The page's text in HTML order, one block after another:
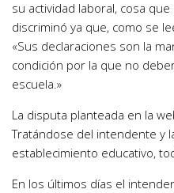
su actividad laboral, cosa
discriminó ya que, como se
«Sus declaraciones son la
condición por la que no
escuela.»
La disputa planteada en la
Tratándose del intendente y
establecimiento educativo,
En los últimos días el